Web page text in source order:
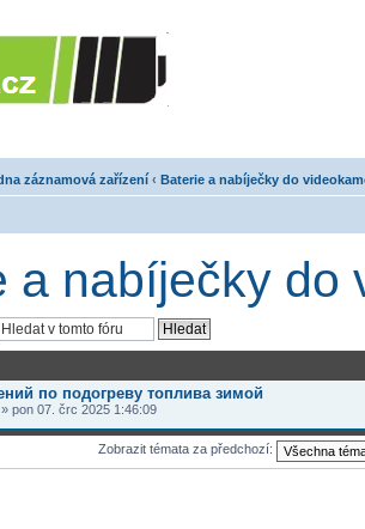
záznamová zařízení ‹ Baterie a nabíječky do
a nabíječky do
по подогреву топлива зимой
pon 07. črc 2025 1:46:09
Zobrazit témata za předchozí: